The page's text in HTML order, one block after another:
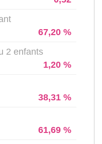
67,20 %
2 enfants
1,20 %
38,31 %
61,69 %